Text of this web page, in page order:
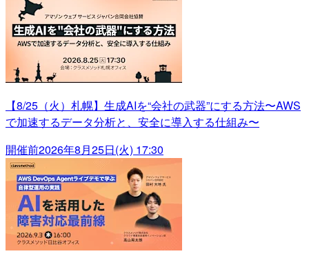
【8/25（火）札幌】生成AIを“会社の武器”にする方法〜AWS
で加速するデータ分析と、安全に導入する仕組み〜
開催前2026年8月25日(火) 17:30